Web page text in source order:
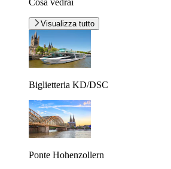
Cosa vedrai
Visualizza tutto
Biglietteria KD/DSC
Ponte Hohenzollern